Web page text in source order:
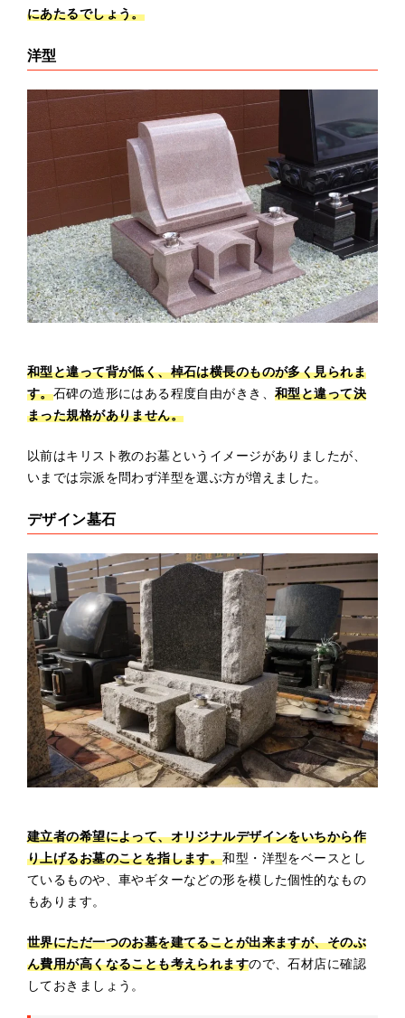
にあたるでしょう。
洋型
和型と違って背が低く、棹石は横長のものが多く見られま
す。石碑の造形にはある程度自由がきき、 和型と違って決
まった規格がありません。
以前はキリスト教のお墓というイメージがありましたが、
いまでは宗派を問わず洋型を選ぶ方が増えました。
デザイン墓石
建立者の希望によって、オリジナルデザインをいちから作
り上げるお墓のことを指します。和型・洋型をベースとし
ているものや、車やギターなどの形を模した個性的なもの
もあります。
世界にただ一つのお墓を建てることが出来ますが、そのぶ
ん費用が高くなることも考えられますので、石材店に確認
しておきましょう。